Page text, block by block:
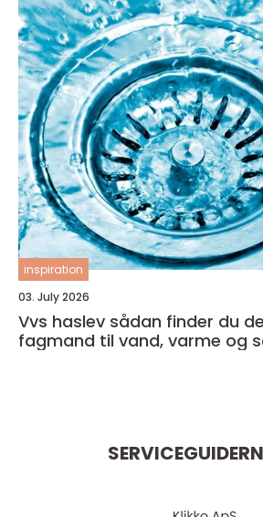
inspiration
03. July 2026
Vvs haslev sådan finder du den rette
fagmand til vand, varme og